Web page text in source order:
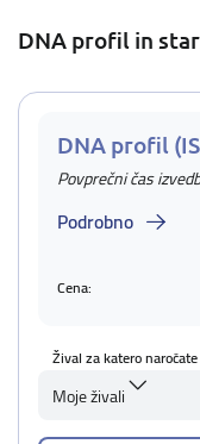
DNA profil in
DNA profil
Povprečni čas
Podrobno
Cena:
Žival za katero
Moje živali